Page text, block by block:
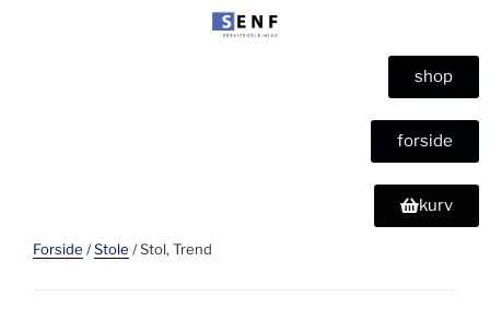
shop
forside
kurv
Forside /Stole / Stol, Trend